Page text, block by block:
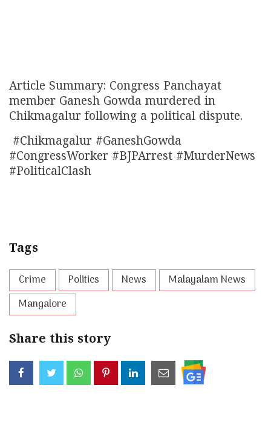
Article Summary: Congress Panchayat
member Ganesh Gowda murdered in
Chikmagalur following a political dispute.
#Chikmagalur #GaneshGowda
#CongressWorker #BJPArrest #MurderNews
#PoliticalClash
Tags
Crime Politics News
Malayalam News
Mangalore
Share this story